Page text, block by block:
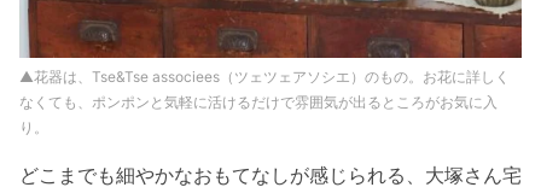
▲花器は、Tse&Tse associees（ツェツェアソシエ）のもの。お花に詳しく
なくても、ポンポンと気軽に活けるだけで雰囲気が出るところがお気に入
り。
どこまでも細やかなおもてなしが感じられる、大塚さん宅